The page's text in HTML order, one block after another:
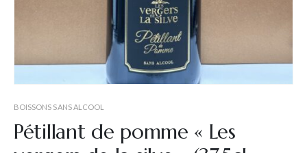
BOISSONS SANS ALCOOL
Pétillant de pomme « Les